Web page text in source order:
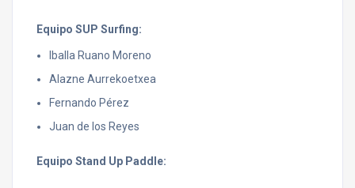
Equipo SUP Surfing:
Iballa Ruano Moreno
Alazne Aurrekoetxea
Fernando Pérez
Juan de los Reyes
Equipo Stand Up Paddle: